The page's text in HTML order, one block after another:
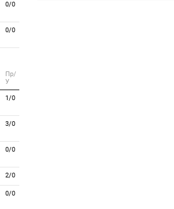
0/0
0/0
Пр/
У
1/0
3/0
0/0
2/0
0/0